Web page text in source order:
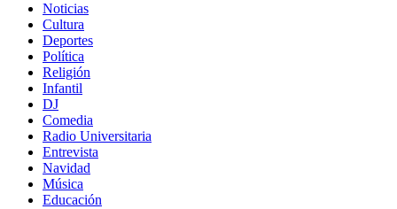
Noticias
Cultura
Deportes
Política
Religión
Infantil
DJ
Comedia
Radio Universitaria
Entrevista
Navidad
Música
Educación